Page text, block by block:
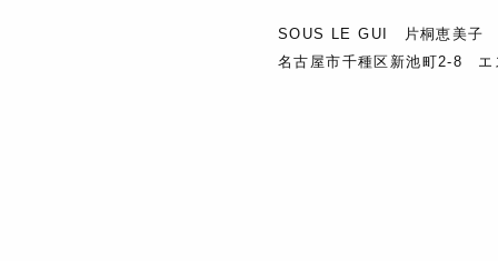
SOUS LE GUI 片桐恵美子
名古屋市千種区新池町2-8 エ